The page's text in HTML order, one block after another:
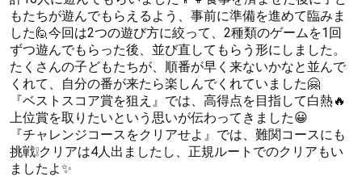
もたちが遊んでもらえるよう、事前に準備を進めて臨みま
した🙋今回は2つの遊び方に絞って、2種類のゲームを1回
ずつ遊んでもらった後、並び直してもらう形にしました。
たくさんの子どもたちが、順番が早く来ないかなと並んで
くれて、自分の番が来たら楽しんでくれていました🤗
『ベストスコア賞を狙え』では、高得点を目指して白熱🔥
上位賞を取りたいという思いが伝わってきました😀
『チャレンジコースをクリアせよ』では、難関コースにも
挑戦❕クリアは4人出ましたし、正規ルートでのクリアもい
ましたよ✨